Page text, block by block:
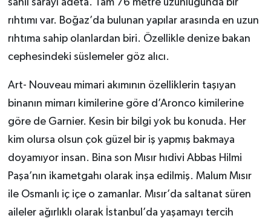
sahil sarayı adeta. Tam 76 metre uzunluğunda bir
rıhtımı var. Boğaz’da bulunan yapılar arasında en uzun
rıhtıma sahip olanlardan biri. Özellikle denize bakan
cephesindeki süslemeler göz alıcı.
Art- Nouveau mimari akımının özelliklerin taşıyan
binanın mimarı kimilerine göre d’Aronco kimilerine
göre de Garnier. Kesin bir bilgi yok bu konuda. Her
kim olursa olsun çok güzel bir iş yapmış bakmaya
doyamıyor insan. Bina son Mısır hıdivi Abbas Hilmi
Paşa’nın ikametgahı olarak inşa edilmiş. Malum Mısır
ile Osmanlı iç içe o zamanlar. Mısır’da saltanat süren
aileler ağırlıklı olarak İstanbul’da yaşamayı tercih